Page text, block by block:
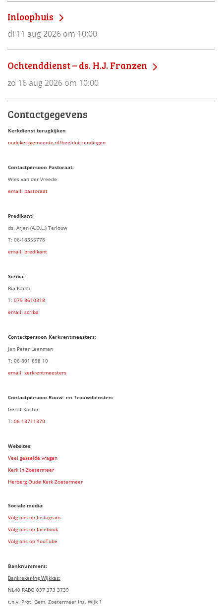
Inloophuis
di 11 aug 2026 om 10:00
Ochtenddienst – ds. H.J. Franzen
zo 16 aug 2026 om 10:00
Contactgegevens
Kerkdienst terugkijken
oudekerkgemeente.nl/beelduitzendingen
Contactpersoon Pastoraat:
Wies van der Vreede
email: pastoraat
Predikant:
ds. Arjen (A.D.L.) Terlouw
T: 06-18355778
email: predikant
Scriba:
Ria Kamp
T: 079 3610318
email: scriba
Contactpersoon Kerkrentmeesters:
Jan Peter Leenman
T: 06 801 698 10
email: kerkrentmeesters
Contactpersoon Rouw- en Trouwdiensten:
Gerrit Koster
T: 06 13711370
Websites:
Veel gestelde vragen
Kerk in Zoetermeer
Herberg Oude Kerk Zoetermeer
Sociale media:
Volg ons op Instagram
Volg ons op facebook
Volg ons op YouTube
Banknummers:
Bankrekening Wijkkas:
NL40 RABO 037 373 3739
t.n.v. Prot. Gem. Zoetermeer inz. Wijk 1